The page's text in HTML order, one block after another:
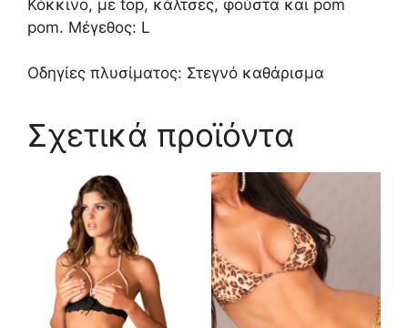
Κόκκινο, με top, κάλτσες, φούστα και pom
pom. Μέγεθος: L
Οδηγίες πλυσίματος: Στεγνό καθάρισμα
Σχετικά προϊόντα